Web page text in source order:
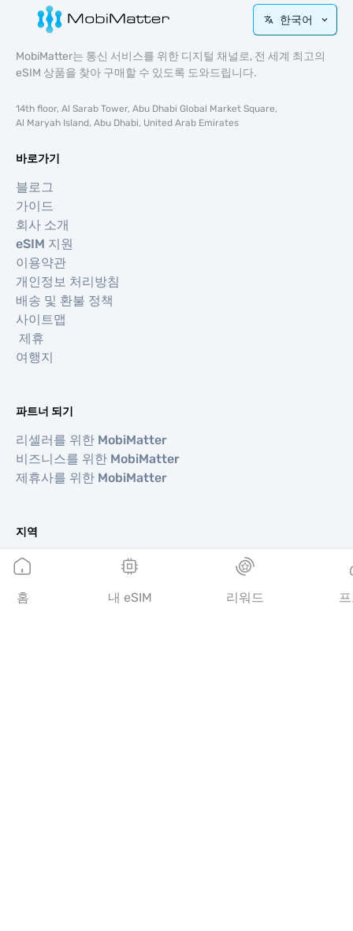
한국어
MobiMatter는 통신 서비스를 위한 디지털 채널로, 전 세계 최고의
eSIM 상품을 찾아 구매할 수 있도록 도와드립니다.
14th floor, Al Sarab Tower, Abu Dhabi Global Market Square,
Al Maryah Island, Abu Dhabi, United Arab Emirates
바로가기
블로그
가이드
회사 소개
eSIM 지원
이용약관
개인정보 처리방침
배송 및 환불 정책
사이트맵
제휴
여행지
파트너 되기
리셀러를 위한 MobiMatter
비즈니스를 위한 MobiMatter
제휴사를 위한 MobiMatter
지역
유럽 eSIM
아시아 eSIM
아메리카 eSIM
홈 내 eSIM 리워드